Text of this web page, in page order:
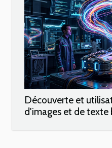
Découverte et
d'images et de texte